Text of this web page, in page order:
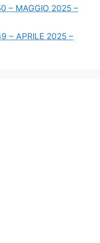
– MAGGIO 2025 –
– APRILE 2025 –